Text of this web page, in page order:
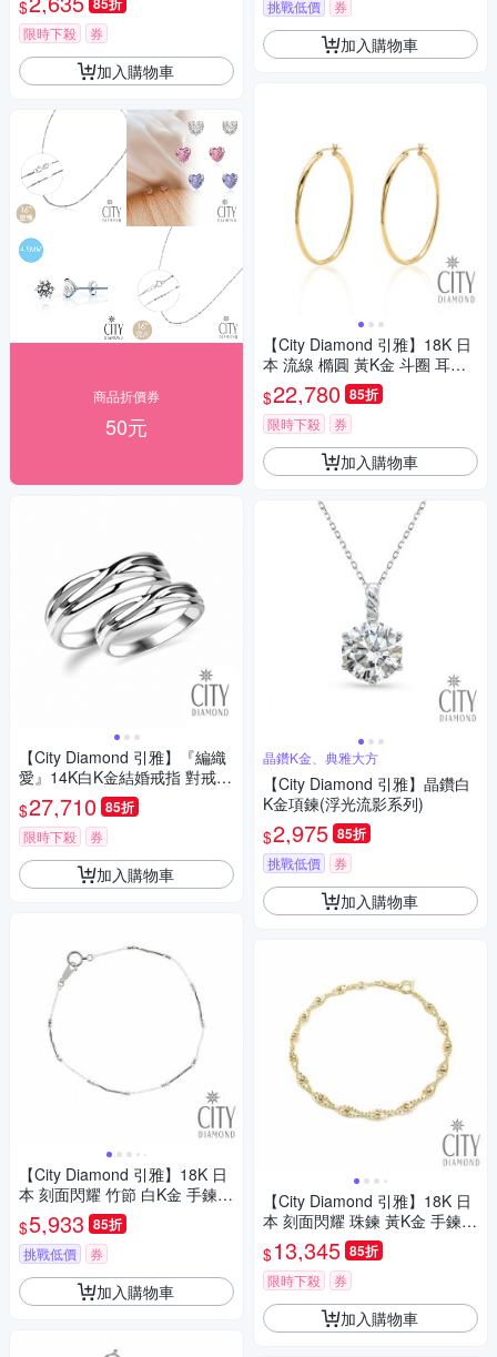
$
限時下殺 券
加入購物車
商品折價券
50元
【City Diamond 引雅】『編織
愛』14K白K金結婚戒指 對戒
(璀璨流光系列)
$27,710 85折
限時下殺 券
加入購物車
【City Diamond 引雅】18K 日
本 刻面閃耀 竹節 白K金 手鍊
(東京Yuki表參道系列)
$5,933 85折
挑戰低價 券
加入購物車
挑戰低價 券
加入購物車
【City Diamond 引雅】18K 日
本 流線 橢圓 黃K金 斗圈 耳環
(東京Yuki系列)
$22,780 85折
限時下殺 券
加入購物車
晶鑽K金、典雅大方
【City Diamond 引雅】晶鑽白
K金項鍊(浮光流影系列)
$2,975 85折
挑戰低價 券
加入購物車
【City Diamond 引雅】18K 日
本 刻面閃耀 珠鍊 黃K金 手鍊
(東京Yuki表參道系列)
$13,345 85折
限時下殺 券
加入購物車